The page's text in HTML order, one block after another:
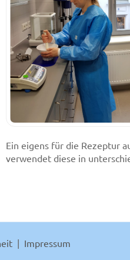
Ein eigens für die Rezeptur
verwendet diese in
Impressum